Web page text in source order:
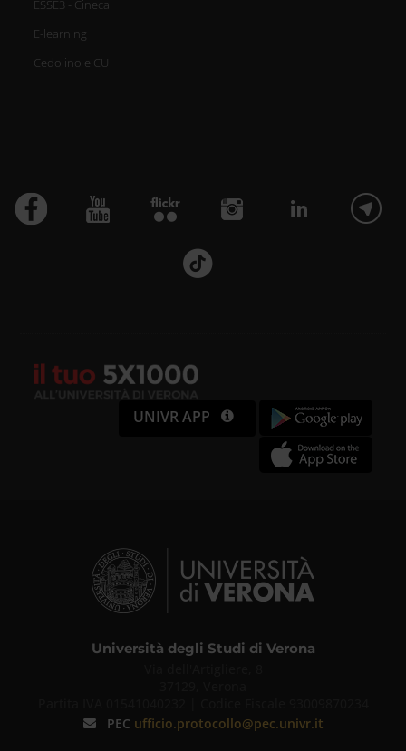
ESSE3 - Cineca
E-learning
Cedolino e CU
UNIVR APP
Università degli Studi di Verona
PEC ufficio.protocollo@pec.univr.it